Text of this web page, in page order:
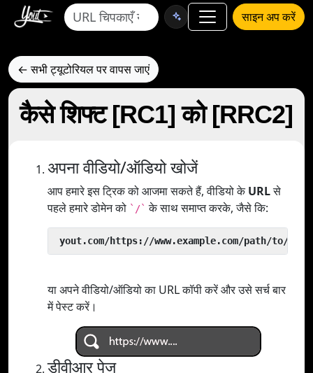
साइन अप करें
← सभी ट्यूटोरियल पर वापस जाएं
कैसे शिफ्ट [RC1] को [RRC2]
अपना वीडियो/ऑडियो खोजें
आप हमारे इस ट्रिक को आजमा सकते हैं, वीडियो केURLसे
पहले हमारे डोमेन को `/` के साथ समाप्त करके, जैसे कि:
yout.com/https://www.example.com/path/to/
या अपने वीडियो/ऑडियो का URL कॉपी करें और उसे सर्च बार
में पेस्ट करें।
डीवीआर पेज